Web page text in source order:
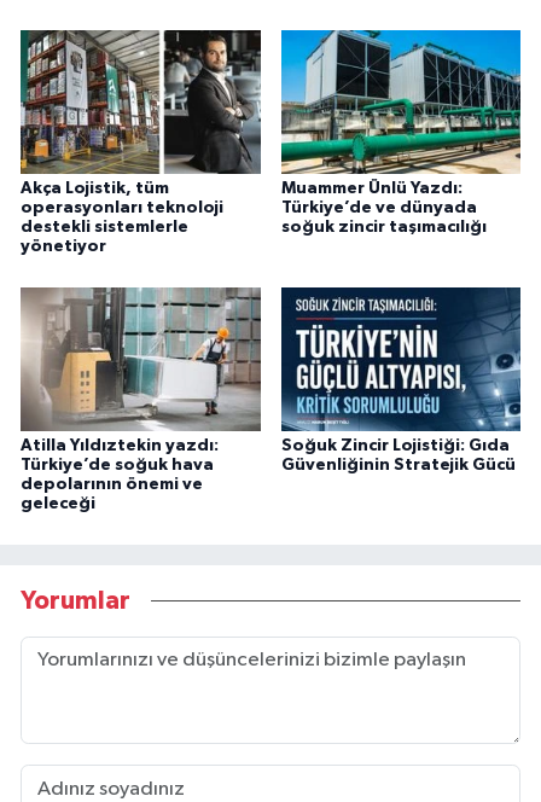
Akça Lojistik, tüm
operasyonları teknoloji
destekli sistemlerle
yönetiyor
Muammer Ünlü Yazdı:
Türkiye’de ve dünyada
soğuk zincir taşımacılığı
Atilla Yıldıztekin yazdı:
Türkiye’de soğuk hava
depolarının önemi ve
geleceği
Soğuk Zincir Lojistiği: Gıda
Güvenliğinin Stratejik Gücü
Yorumlar